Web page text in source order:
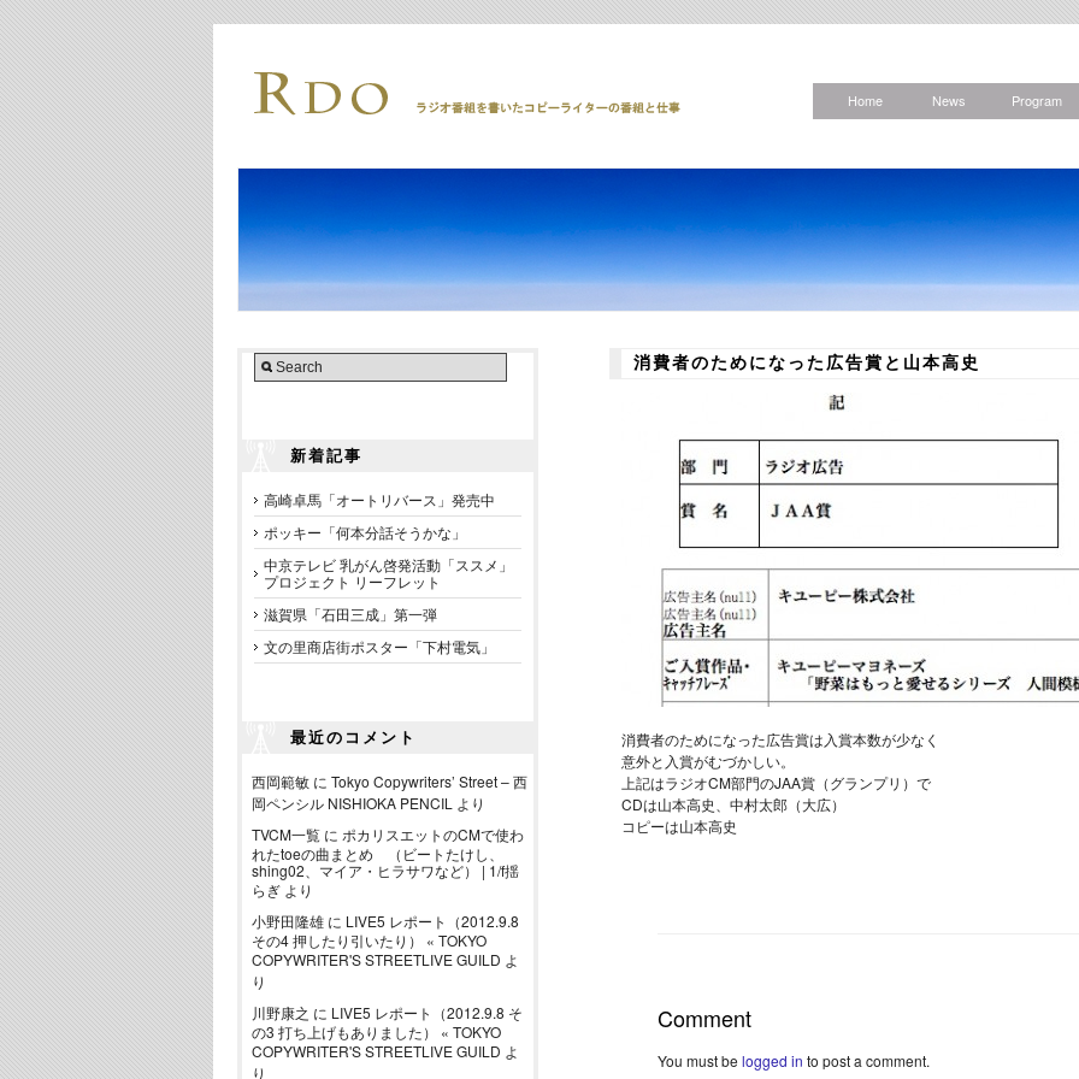
Home News Program
新着記事
高崎卓馬「オートリバース」発売中
ポッキー「何本分話そうかな」
中京テレビ 乳がん啓発活動「ススメ」
プロジェクト リーフレット
滋賀県「石田三成」第一弾
文の里商店街ポスター「下村電気」
最近のコメント
西岡範敏 に Tokyo Copywriters’ Street – 西
岡ペンシル NISHIOKA PENCIL より
TVCM一覧 に ポカリスエットのCMで使わ
れたtoeの曲まとめ （ビートたけし、
shing02、マイア・ヒラサワなど） | 1/f揺
らぎ より
小野田隆雄 に LIVE5 レポート（2012.9.8
その4 押したり引いたり） « TOKYO
COPYWRITER'S STREETLIVE GUILD よ
り
川野康之 に LIVE5 レポート（2012.9.8 そ
の3 打ち上げもありました） « TOKYO
COPYWRITER'S STREETLIVE GUILD よ
り
消費者のためになった広告賞と山本高史
消費者のためになった広告賞は入賞本数が少なく
意外と入賞がむづかしい。
上記はラジオCM部門のJAA賞（グランプリ）で
CDは山本高史、中村太郎（大広）
コピーは山本高史
Comment
You must be logged in to post a comment.